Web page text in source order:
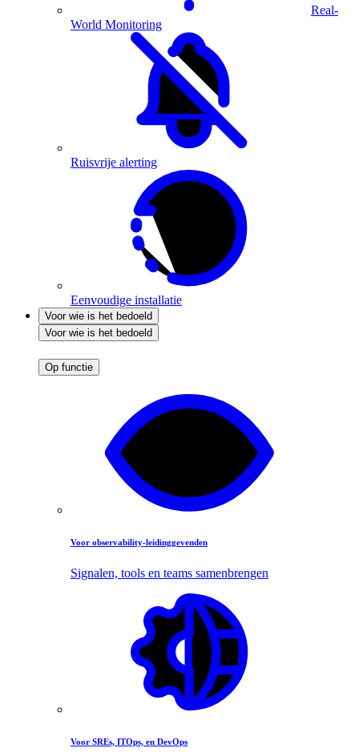
Real-
World Monitoring
Ruisvrije alerting
Eenvoudige installatie
Voor wie is het bedoeld
Voor wie is het bedoeld
Op functie
Voor observability-leidinggevenden
Signalen, tools en teams samenbrengen
Voor SREs, ITOps, en DevOps